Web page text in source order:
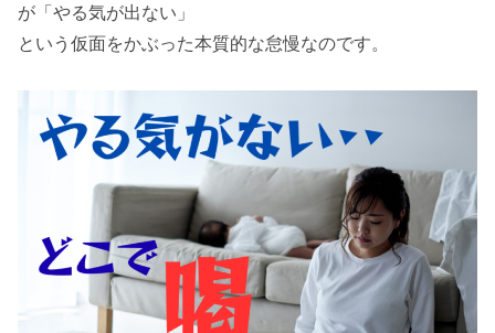
が「やる気が出ない」
という仮面をかぶった本質的な怠慢なのです。